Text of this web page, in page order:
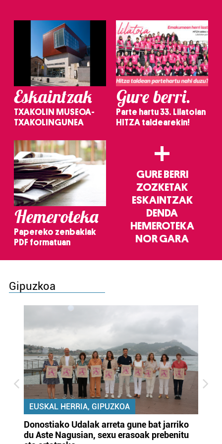
Eskaintzak
TXAKOLIN MUSEOA-
TXAKOLINGUNEA
Gure berri.
Parte hartu 33. Lilatoian
HITZA taldearekin!
Hemeroteka
Papereko zenbakiak
PDF formatuan
+
GURE BERRI
ZOZKETAK
ESKAINTZAK
DENDA
HEMEROTEKA
NOR GARA
Gipuzkoa
EUSKAL HERRIA, GIPUZKOA
Donostiako Udalak arreta gune bat jarriko
du Aste Nagusian, sexu erasoak prebenitu